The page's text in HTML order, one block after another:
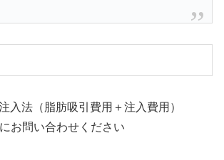
入法（脂肪吸引費用＋注入費用）
お問い合わせください